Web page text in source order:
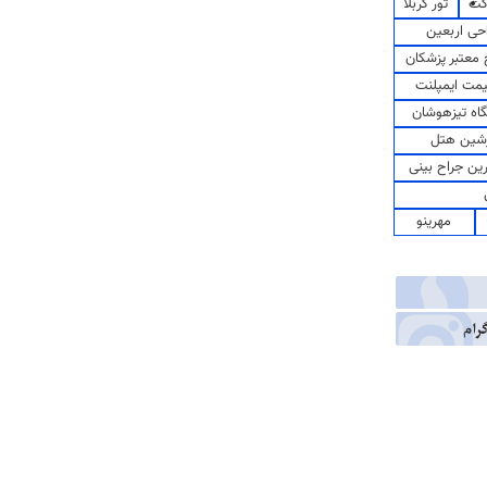
اربعین
پزشکان
ایمپلنت
تیزهوشان
هتل
جراح بینی
مهرینو